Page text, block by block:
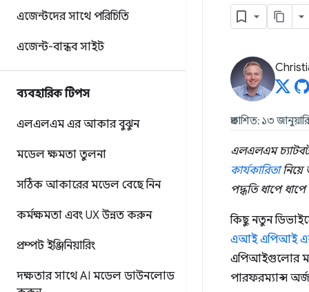
এজেন্টদের সাথে পরিচিতি
এজেন্ট-বান্ধব সাইট
ব্যবহারিক টিপস
এলএলএম এর আকার বুঝুন
মডেল ক্ষমতা তুলনা
সঠিক আকারের মডেল বেছে নিন
কর্মক্ষমতা এবং UX উন্নত করুন
প্রম্পট ইঞ্জিনিয়ারিং
দক্ষতার সাথে AI মডেল ডাউনলোড
প্রকাশিত: ১৩
এলএলএম চ্যাটবট
কার্যকারিতানিয়ে
পদ্ধতি ধাপে
কিছু নতুন
এআই এপিআই
এপিআইগুলোর
পারফরম্যান্স